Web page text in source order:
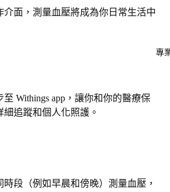
專
介面，測量血壓將成為你日常生活中
Withings app，讓你和你的醫療保
追蹤和個人化照護。
段（例如早晨和傍晚）測量血壓，